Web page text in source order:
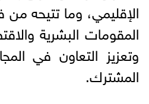
الإقليمي، وما تتيحه
المقومات البشرية
وتعزيز التعاون في
المشترك.